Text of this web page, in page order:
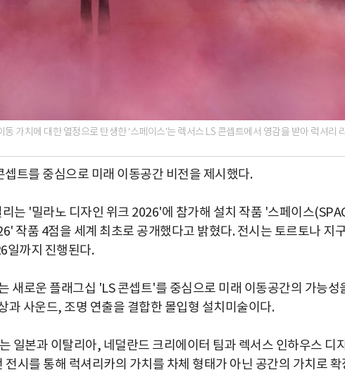
가치에 대한 열정으로 탄생한 ‘스페이스’는 렉서스 LS 콘셉트에서 영감을 받아 럭셔리
트를 중심으로 미래 이동공간 비전을 제시했다.
는 '밀라노 디자인 위크 2026'에 참가해 설치 작품 '스페이스
작품 4점을 세계 최초로 공개했다고 밝혔다. 전시는 토르토나 지
일까지 진행된다.
새로운 플래그십 'LS 콘셉트'를 중심으로 미래 이동공간의 가능성
과 사운드, 조명 연출을 결합한 몰입형 설치미술이다.
일본과 이탈리아, 네덜란드 크리에이터 팀과 렉서스 인하우스 디
시를 통해 럭셔리카의 가치를 차체 형태가 아닌 공간의 가치로